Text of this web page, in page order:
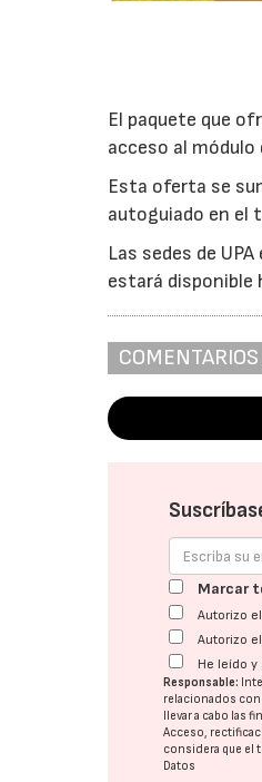
El paquete que
acceso al
Esta oferta se
autoguiado en el
Las sedes de
estará disponible
Marcar
Autorizo
Autorizo
He leído
Responsable:
relacionados con
llevar a cabo las
Acceso,
considera que el
Datos